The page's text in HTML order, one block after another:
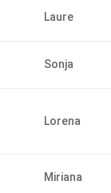
Laure
Sonja
Lorena
Miriana